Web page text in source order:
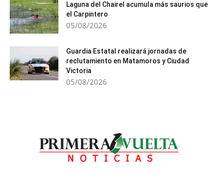
Laguna del Chairel acumula más saurios que
el Carpintero
05/08/2026
Guardia Estatal realizará jornadas de
reclutamiento en Matamoros y Ciudad
Victoria
05/08/2026